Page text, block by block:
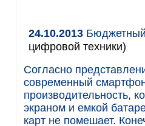
24.10.2013
цифровой техники)
Согласно
современный
производительность,
экраном и емкой
карт не помешает.